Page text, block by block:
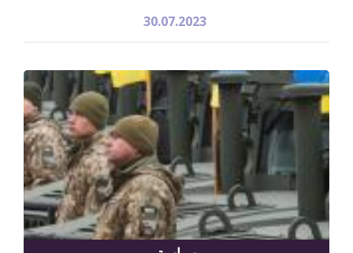
30.07.2023